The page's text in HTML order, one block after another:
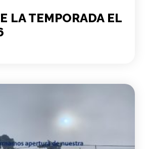
LA TEMPORADA EL